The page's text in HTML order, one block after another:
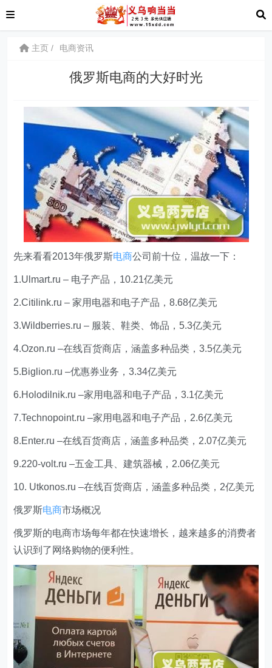
主页 电商资讯
俄罗斯电商的大好时光
先来看看2013年俄罗斯电商公司前十位，温故一下：
1.Ulmart.ru – 电子产品，10.21亿美元
2.Citilink.ru – 家用电器和电子产品，8.68亿美元
3.Wildberries.ru – 服装、鞋类、饰品，5.3亿美元
4.Ozon.ru –在线百货商店，涵盖多种品类，3.5亿美元
5.Biglion.ru –优惠券业务，3.34亿美元
6.Holodilnik.ru –家用电器和电子产品，3.1亿美元
7.Technopoint.ru –家用电器和电子产品，2.6亿美元
8.Enter.ru –在线百货商店，涵盖多种品类，2.07亿美元
9.220-volt.ru –五金工具、建筑器械，2.06亿美元
10. Utkonos.ru –在线百货商店，涵盖多种品类，2亿美元
俄罗斯电商市场概况
俄罗斯的电商市场每年都在快速增长，越来越多的消费者
认识到了网络购物的便利性。